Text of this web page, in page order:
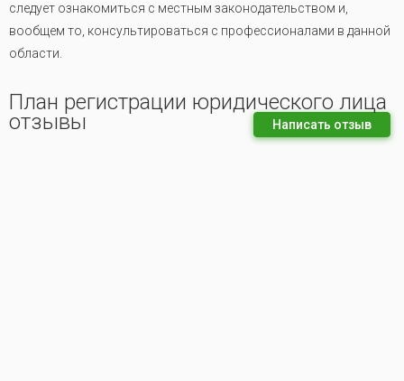
следует ознакомиться с местным законодательством и,
вообщем то, консультироваться с профессионалами в данной
области.
План регистрации юридического лица
отзывы Написать отзыв